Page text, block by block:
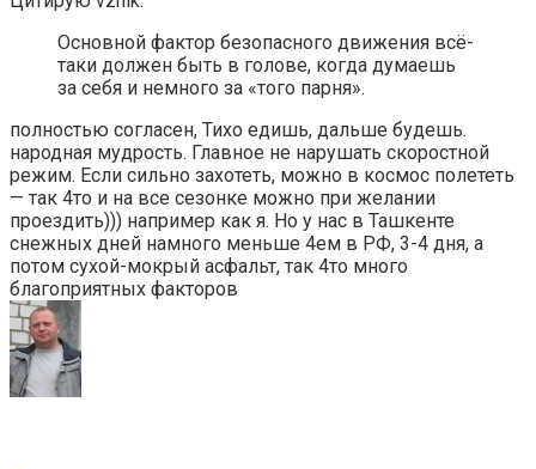
Основной фактор безопасного движения всё-
таки должен быть в голове, когда думаешь
за себя и немного за «того парня».
полностью согласен, Тихо едишь, дальше будешь.
народная мудрость. Главное не нарушать скоростной
режим. Если сильно захотеть, можно в космос полететь
— так 4то и на все сезонке можно при желании
проездить))) например как я. Но у нас в Ташкенте
снежных дней намного меньше 4ем в РФ, 3-4 дня, а
потом сухой-мокрый асфальт, так 4то много
благоприятных факторов